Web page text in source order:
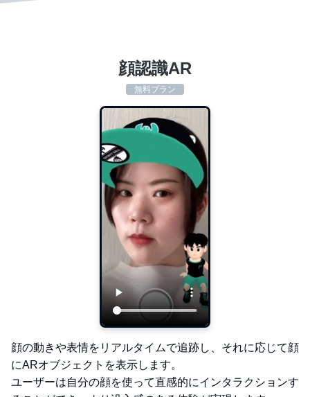
顔認識AR
無料プラン
顔の動きや表情をリアルタイムで追跡し、それに応じて顔
にARオブジェクトを表示します。
ユーザーは自分の顔を使って直感的にインタラクションす